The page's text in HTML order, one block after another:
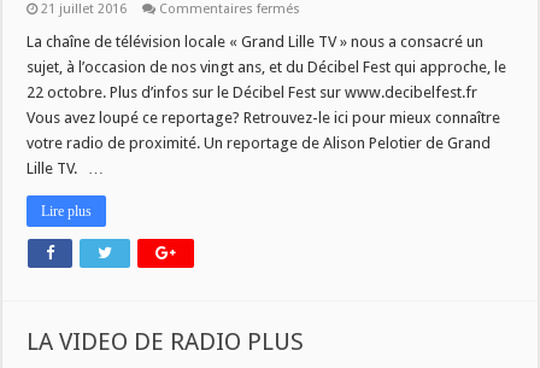
21 juillet 2016 Commentaires fermés
Les
ans
de
Radio
Plus
par
Grand
La chaîne de télévision locale « Grand Lille TV » nous a consacré un
sujet, à l’occasion de nos vingt ans, et du Décibel Fest qui approche, le
22 octobre. Plus d’infos sur le Décibel Fest sur www.decibelfest.fr
Vous avez loupé ce reportage? Retrouvez-le ici pour mieux connaître
votre radio de proximité. Un reportage de Alison Pelotier de Grand
Lille TV. …
Lire plus
LA VIDEO DE RADIO PLUS